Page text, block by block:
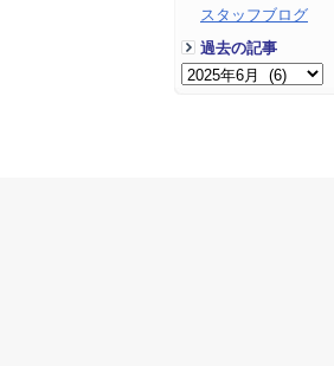
スタッフブログ
過去の記事